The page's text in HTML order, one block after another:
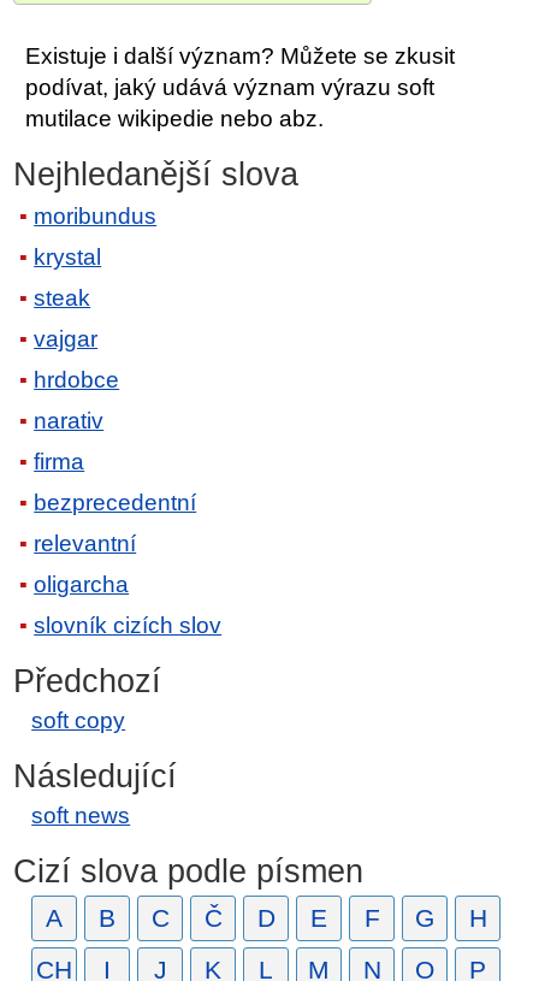
Existuje i další význam? Můžete se zkusit
podívat, jaký udává význam výrazu soft
mutilace wikipedie nebo abz.
Nejhledanější slova
moribundus
krystal
steak
vajgar
hrdobce
narativ
firma
bezprecedentní
relevantní
oligarcha
slovník cizích slov
Předchozí
soft copy
Následující
soft news
Cizí slova podle písmen
A B C Č D E F G
H
CH
I J K L M N O P